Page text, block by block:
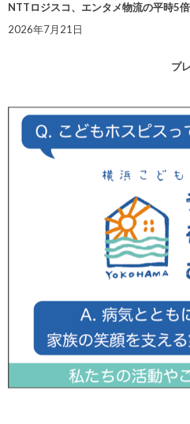
NTTロジスコ、エンタメ物流の平時5
2026年7月21日
プ